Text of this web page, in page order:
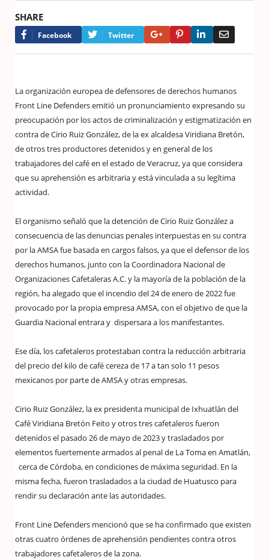
SHARE
Facebook Twitter Google+PinterestLinkedIn
La organización europea de defensores de derechos humanos
Front Line Defenders emitió un pronunciamiento expresando su
preocupación por los actos de criminalización y estigmatización en
contra de Cirio Ruiz González, de la ex alcaldesa Viridiana Bretón,
de otros tres productores detenidos y en general de los
trabajadores del café en el estado de Veracruz, ya que considera
que su aprehensión es arbitraria y está vinculada a su legítima
actividad.
El organismo señaló que la detención de Cirio Ruiz González a
consecuencia de las denuncias penales interpuestas en su contra
por la AMSA fue basada en cargos falsos, ya que el defensor de los
derechos humanos, junto con la Coordinadora Nacional de
Organizaciones Cafetaleras A.C. y la mayoría de la población de la
región, ha alegado que el incendio del 24 de enero de 2022 fue
provocado por la propia empresa AMSA, con el objetivo de que la
Guardia Nacional entrara y dispersara a los manifestantes.
Ese día, los cafetaleros protestaban contra la reducción arbitraria
del precio del kilo de café cereza de 17 a tan solo 11 pesos
mexicanos por parte de AMSA y otras empresas.
Cirio Ruiz González, la ex presidenta municipal de Ixhuatlán del
Café Viridiana Bretón Feito y otros tres cafetaleros fueron
detenidos el pasado 26 de mayo de 2023 y trasladados por
elementos fuertemente armados al penal de La Toma en Amatlán,
cerca de Córdoba, en condiciones de máxima seguridad. En la
misma fecha, fueron trasladados a la ciudad de Huatusco para
rendir su declaración ante las autoridades.
Front Line Defenders mencionó que se ha confirmado que existen
otras cuatro órdenes de aprehensión pendientes contra otros
trabajadores cafetaleros de la zona.